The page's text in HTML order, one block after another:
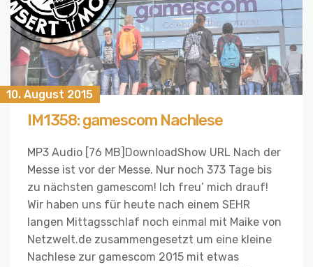
10. August 2015
IM1358: gamescom Nachlese
MP3 Audio [76 MB]DownloadShow URL Nach der
Messe ist vor der Messe. Nur noch 373 Tage bis
zu nächsten gamescom! Ich freu’ mich drauf!
Wir haben uns für heute nach einem SEHR
langen Mittagsschlaf noch einmal mit Maike von
Netzwelt.de zusammengesetzt um eine kleine
Nachlese zur gamescom 2015 mit etwas